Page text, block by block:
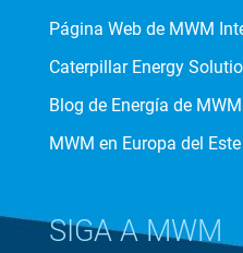
Página Web de MWM
Caterpillar Energy
Blog de Energía de MWM
MWM en Europa del
SIGA A MWM